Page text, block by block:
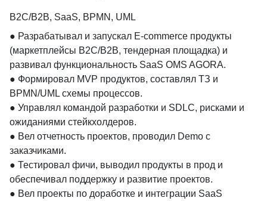
внедрив AI-чатбота.
● Увеличил зону покрытия доставки на 20+%, внедрив
ТК 5Post.
● На 13% увеличил долю онлайн-оплат и выручку
онлайн заказов, внедрив BNPL-оплату Долями.
● Увеличил конверсию на +0.6% и уменьшил отказы на
-12% через оптимизацию воронки и редизайн Корзины
и Чекаута.
● Сократил Time To Market на 30%, внедрив Agile-
процессы, релизный цикл, процессы аналитики задач и
Code Review.
B2C/B2B, SaaS, BPMN, UML
● Разрабатывал и запускал E-commerce продукты
(маркетплейсы B2C/B2B, тендерная площадка) и
развивал функциональность SaaS OMS AGORA.
● Формировал MVP продуктов, составлял ТЗ и
BPMN/UML схемы процессов.
● Управлял командой разработки и SDLC, рисками и
ожиданиями стейкхолдеров.
● Вел отчетность проектов, проводил Demo с
заказчиками.
● Тестировал фичи, выводил продукты в прод и
обеспечивал поддержку и развитие проектов.
● Вел проекты по доработке и интеграции SaaS